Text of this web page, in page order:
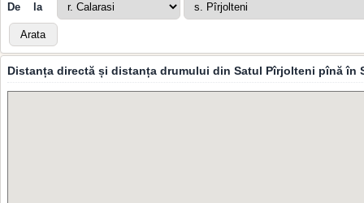
De la
Distanța directă și distanța drumului din Satul Pîrjolteni pînă